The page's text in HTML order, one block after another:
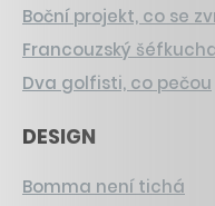
Boční projekt, co se
Francouzský
Dva golfisti, co pečou
DESIGN
Bomma není tichá